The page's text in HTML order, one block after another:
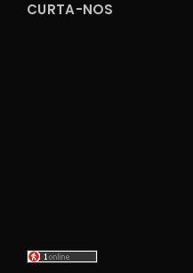
CURTA-NOS